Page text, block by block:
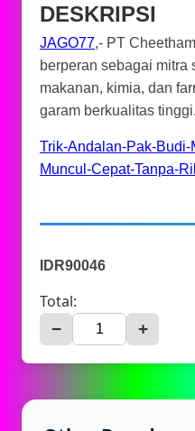
DESKRIPSI
JAGO77,- PT
berperan sebagai mitra
makanan, kimia, dan
garam berkualitas tinggi.
Trik-Andalan-Pak-
Muncul-Cepat-Tanpa-
IDR90046
Total:
− +